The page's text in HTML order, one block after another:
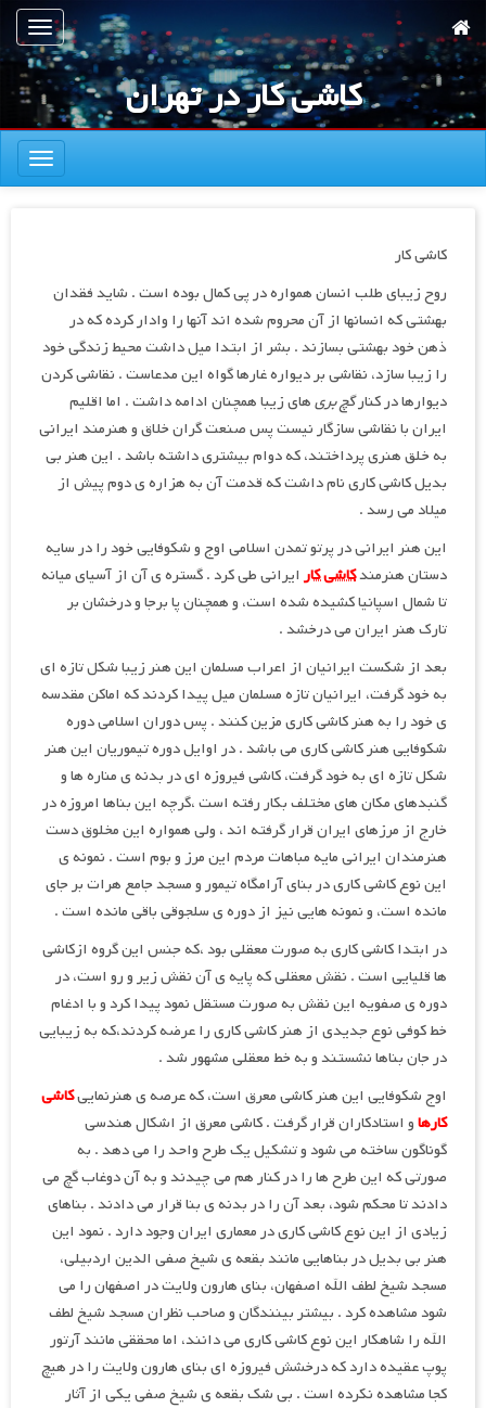
به
محتوای
اصلی
ناوبری
کاشی کار در تهران
ناوبری
کاشی کار
روح زیبای طلب انسان همواره در پی کمال بوده است . شاید فقدان
بهشتی که انسانها از آن محروم شده اند آنها را وادار کرده که در
ذهن خود بهشتی بسازند . بشر از ابتدا میل داشت محیط زندگی خود
را زیبا سازد، نقاشی بر دیواره غارها گواه این مدعاست . نقاشی کردن
دیوارها در کنارگچ بریهای زیبا همچنان ادامه داشت . اما اقلیم
ایران با نقاشی سازگار نیست پس صنعت گران خلاق و هنرمند ایرانی
به خلق هنری پرداختند، که دوام بیشتری داشته باشد . این هنر بی
بدیل کاشی کاری نام داشت که قدمت آن به هزاره ی دوم پیش از
میلاد می رسد .
این هنر ایرانی در پرتو تمدن اسلامی اوج و شکوفایی خود را در سایه
دستان هنرمندکاشی کارایرانی طی کرد . گستره ی آن از آسیای میانه
تا شمال اسپانیا کشیده شده است، و همچنان پا برجا و درخشان بر
تارک هنر ایران می درخشد .
بعد از شکست ایرانیان از اعراب مسلمان این هنر زیبا شکل تازه ای
به خود گرفت، ایرانیان تازه مسلمان میل پیدا کردند که اماکن مقدسه
ی خود را به هنر کاشی کاری مزین کنند . پس دوران اسلامی دوره
شکوفایی هنر کاشی کاری می باشد . در اوایل دوره تیموریان این هنر
شکل تازه ای به خود گرفت، کاشی فیروزه ای در بدنه ی مناره ها و
گنبدهای مکان های مختلف بکار رفته است ،گرچه این بناها امروزه در
خارج از مرزهای ایران قرار گرفته اند ، ولی همواره این مخلوق دست
هنرمندان ایرانی مایه مباهات مردم این مرز و بوم است . نمونه ی
این نوع کاشی کاری در بنای آرامگاه تیمور و مسجد جامع هرات بر جای
مانده است، و نمونه هایی نیز از دوره ی سلجوقی باقی مانده است .
در ابتدا کاشی کاری به صورت معقلی بود ،که جنس این گروه ازکاشی
ها قلیایی است . نقش معقلی که پایه ی آن نقش زیر و رو است، در
دوره ی صفویه این نقش به صورت مستقل نمود پیدا کرد و با ادغام
خط کوفی نوع جدیدی از هنر کاشی کاری را عرضه کردند،که به زیبایی
در جان بناها نشستند و به خط معقلی مشهور شد .
اوج شکوفایی این هنر کاشی معرق است، که عرصه ی هنرنماییکاشی
کارهاو استادکاران قرار گرفت . کاشی معرق از اشکال هندسی
گوناگون ساخته می شود و تشکیل یک طرح واحد را می دهد . به
صورتی که این طرح ها را در کنار هم می چیدند و به آن دوغاب گچ می
دادند تا محکم شود، بعد آن را در بدنه ی بنا قرار می دادند . بناهای
زیادی از این نوع کاشی کاری در معماری ایران وجود دارد . نمود این
هنر بی بدیل در بناهایی مانند بقعه ی شیخ صفی الدین اردبیلی،
مسجد شیخ لطف الله اصفهان، بنای هارون ولایت در اصفهان را می
شود مشاهده کرد . بیشتر بینندگان و صاحب نظران مسجد شیخ لطف
الله را شاهکار این نوع کاشی کاری می دانند، اما محققی مانند آرتور
پوپ عقیده دارد که درخشش فیروزه ای بنای هارون ولایت را در هیچ
کجا مشاهده نکرده است . بی شک بقعه ی شیخ صفی یکی از آثار